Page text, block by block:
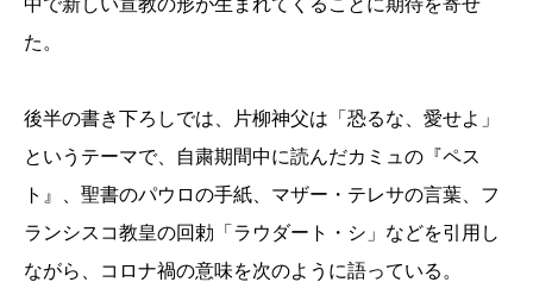
中で新しい宣教の形が生まれてくることに期待を寄せ
た。
後半の書き下ろしでは、片柳神父は「恐るな、愛せよ」
というテーマで、自粛期間中に読んだカミュの『ペス
ト』、聖書のパウロの手紙、マザー・テレサの言葉、フ
ランシスコ教皇の回勅「ラウダート・シ」などを引用し
ながら、コロナ禍の意味を次のように語っている。